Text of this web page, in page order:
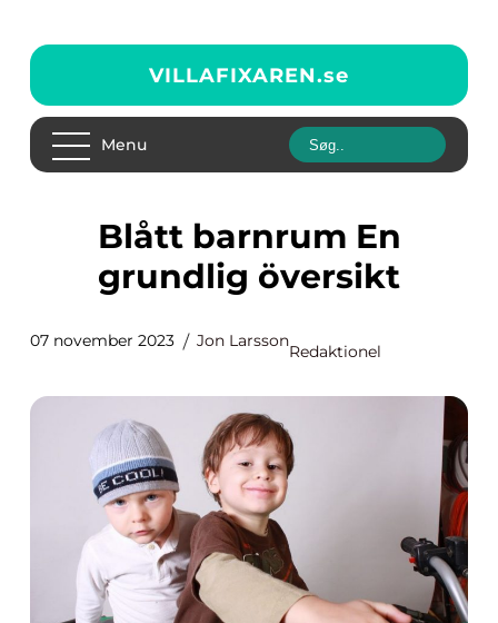
VILLAFIXAREN.se
Menu
Blått barnrum En
grundlig översikt
07 november 2023 Jon Larsson
Redaktionel